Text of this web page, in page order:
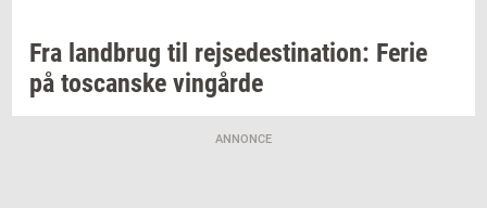
Fra land­brug til rej­se­desti­na­tion: Ferie
på toscan­ske vin­går­de
ANNONCE